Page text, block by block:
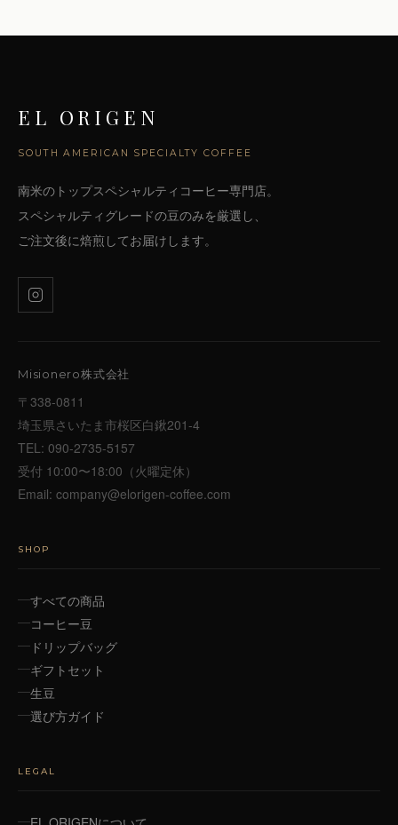
EL ORIGEN
SOUTH AMERICAN SPECIALTY COFFEE
南米のトップスペシャルティコーヒー専門店。
スペシャルティグレードの豆のみを厳選し、
ご注文後に焙煎してお届けします。
Misionero株式会社
〒338-0811
埼玉県さいたま市桜区白鍬201-4
TEL: 090-2735-5157
受付 10:00〜18:00（火曜定休）
Email: company@elorigen-coffee.com
SHOP
すべての商品
コーヒー豆
ドリップバッグ
ギフトセット
生豆
選び方ガイド
LEGAL